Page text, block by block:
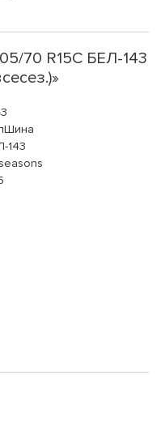
70 R15C БЕЛ-143
143